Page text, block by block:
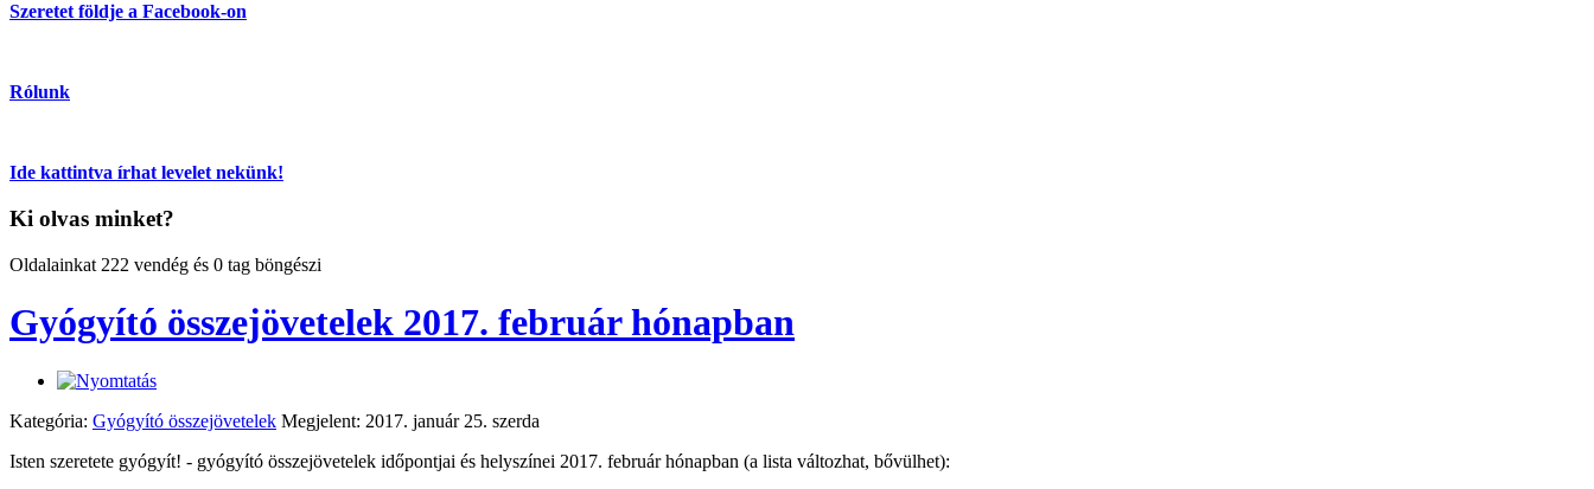
Szeretet földje a Facebook-on
Rólunk
Ide kattintva írhat levelet nekünk!
Ki olvas minket?
Oldalainkat 222 vendég és 0 tag böngészi
Gyógyító összejövetelek 2017. február hónapban
Kategória: Gyógyító összejövetelek Megjelent: 2017. január 25. szerda
Isten szeretete gyógyít! - gyógyító összejövetelek időpontjai és helyszínei 2017. február hónapban (a lista változhat, bővülhet):